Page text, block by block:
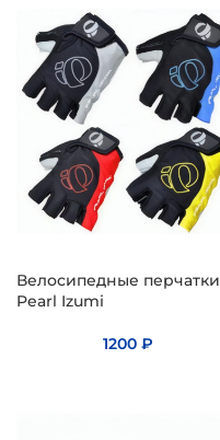
Велосипедные перчатки
Pearl Izumi
1200 ₽